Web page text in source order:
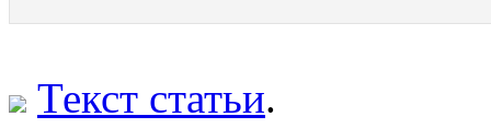
Текст статьи.